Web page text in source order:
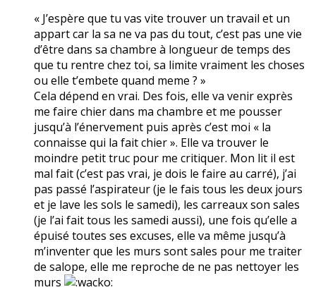
« J’espère que tu vas vite trouver un travail et un
appart car la sa ne va pas du tout, c’est pas une vie
d’être dans sa chambre à longueur de temps des
que tu rentre chez toi, sa limite vraiment les choses
ou elle t’embete quand meme ? »
Cela dépend en vrai. Des fois, elle va venir exprès
me faire chier dans ma chambre et me pousser
jusqu’à l’énervement puis après c’est moi « la
connaisse qui la fait chier ». Elle va trouver le
moindre petit truc pour me critiquer. Mon lit il est
mal fait (c’est pas vrai, je dois le faire au carré), j’ai
pas passé l’aspirateur (je le fais tous les deux jours
et je lave les sols le samedi), les carreaux son sales
(je l’ai fait tous les samedi aussi), une fois qu’elle a
épuisé toutes ses excuses, elle va même jusqu’à
m’inventer que les murs sont sales pour me traiter
de salope, elle me reproche de ne pas nettoyer les
murs